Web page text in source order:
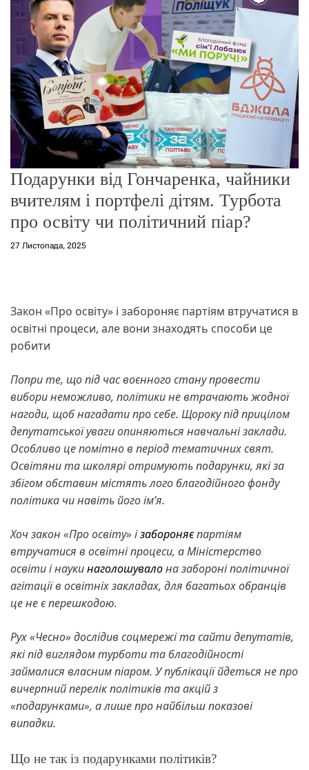
о
ж
и
м
у
Подарунки від Гончаренка, чайники
вчителям і портфелі дітям. Турбота
про освіту чи політичний піар?
27 Листопада, 2025
Закон «Про освіту» і забороняє партіям втручатися в
освітні процеси, але вони знаходять способи це
робити
Попри те, що під час воєнного стану провести
вибори неможливо, політики не втрачають жодної
нагоди, щоб нагадати про себе. Щороку під прицілом
депутатської уваги опиняються навчальні заклади.
Особливо це помітно в період тематичних свят.
Освітяни та школярі отримують подарунки, які за
збігом обставин містять лого благодійного фонду
політика чи навіть його ім’я.
Хоч закон «Про освіту» ізабороняєпартіям
втручатися в освітні процеси, а Міністерство
освіти і наукинаголошувалона забороні політичної
агітації в освітніх закладах, для багатьох обранців
це не є перешкодою.
Рух «Чесно» дослідив соцмережі та сайти депутатів,
які під виглядом турботи та благодійності
займалися власним піаром. У публікації йдеться не про
вичерпний перелік політиків та акцій з
«подарунками», а лише про найбільш показові
випадки.
Що не так із подарунками політиків?